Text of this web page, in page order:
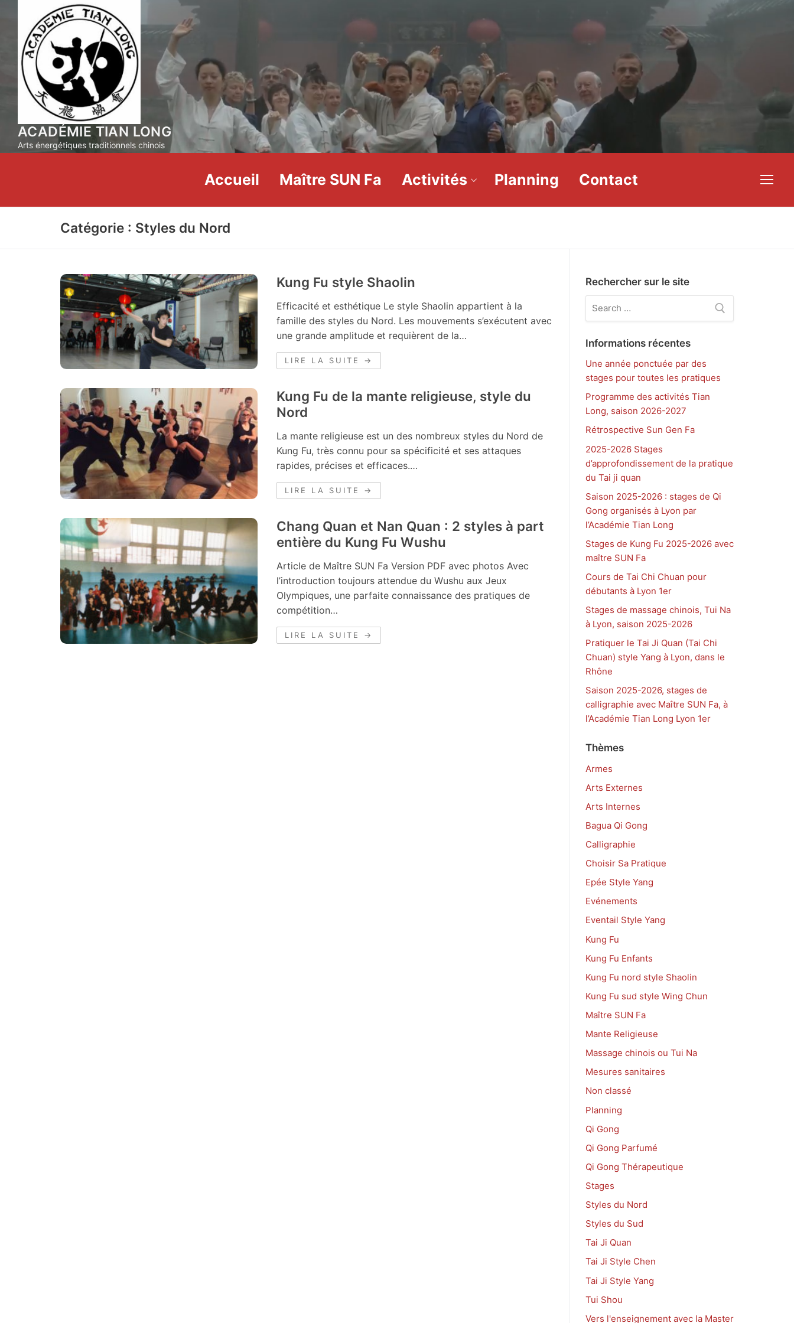
contenu
ACADÉMIE TIAN LONG
Arts énergétiques traditionnels chinois
Accueil Maître SUN Fa Activités Planning Contact
Catégorie : Styles du Nord
Kung Fu style Shaolin
Efficacité et esthétique Le style Shaolin appartient à la
famille des styles du Nord. Les mouvements s’exécutent avec
une grande amplitude et requièrent de la…
LIRE LA SUITE →
Kung Fu de la mante religieuse, style du
Nord
La mante religieuse est un des nombreux styles du Nord de
Kung Fu, très connu pour sa spécificité et ses attaques
rapides, précises et efficaces.…
LIRE LA SUITE →
Chang Quan et Nan Quan : 2 styles à part
entière du Kung Fu Wushu
Article de Maître SUN Fa Version PDF avec photos Avec
l’introduction toujours attendue du Wushu aux Jeux
Olympiques, une parfaite connaissance des pratiques de
compétition…
LIRE LA SUITE →
Rechercher sur le site
Informations récentes
Une année ponctuée par des
stages pour toutes les pratiques
Programme des activités Tian
Long, saison 2026-2027
Rétrospective Sun Gen Fa
2025-2026 Stages
d’approfondissement de la pratique
du Tai ji quan
Saison 2025-2026 : stages de Qi
Gong organisés à Lyon par
l’Académie Tian Long
Stages de Kung Fu 2025-2026 avec
maître SUN Fa
Cours de Tai Chi Chuan pour
débutants à Lyon 1er
Stages de massage chinois, Tui Na
à Lyon, saison 2025-2026
Pratiquer le Tai Ji Quan (Tai Chi
Chuan) style Yang à Lyon, dans le
Rhône
Saison 2025-2026, stages de
calligraphie avec Maître SUN Fa, à
l’Académie Tian Long Lyon 1er
Thèmes
Armes
Arts Externes
Arts Internes
Bagua Qi Gong
Calligraphie
Choisir Sa Pratique
Epée Style Yang
Evénements
Eventail Style Yang
Kung Fu
Kung Fu Enfants
Kung Fu nord style Shaolin
Kung Fu sud style Wing Chun
Maître SUN Fa
Mante Religieuse
Massage chinois ou Tui Na
Mesures sanitaires
Non classé
Planning
Qi Gong
Qi Gong Parfumé
Qi Gong Thérapeutique
Stages
Styles du Nord
Styles du Sud
Tai Ji Quan
Tai Ji Style Chen
Tai Ji Style Yang
Tui Shou
Vers l'enseignement avec la Master